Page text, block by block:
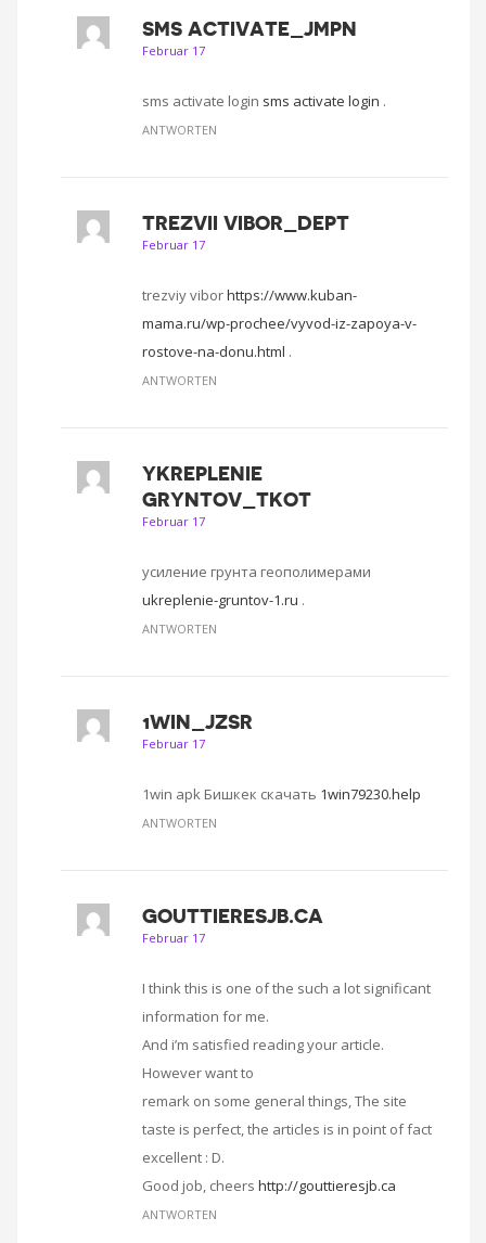
SMS ACTIVATE_JMPN
Februar 17
sms activate login sms activate login .
ANTWORTEN
TREZVII VIBOR_DEPT
Februar 17
trezviy viborhttps://www.kuban-
mama.ru/wp-prochee/vyvod-iz-zapoya-v-
rostove-na-donu.html .
ANTWORTEN
YKREPLENIE
GRYNTOV_TKOT
Februar 17
усиление грунта геополимерами
ukreplenie-gruntov-1.ru .
ANTWORTEN
1WIN_JZSR
Februar 17
1win apk Бишкек скачать 1win79230.help
ANTWORTEN
GOUTTIERESJB.CA
Februar 17
I think this is one of the such a lot significant
information for me.
And i’m satisfied reading your article.
However want to
remark on some general things, The site
taste is perfect, the articles is in point of fact
excellent : D.
Good job, cheers http://gouttieresjb.ca
ANTWORTEN